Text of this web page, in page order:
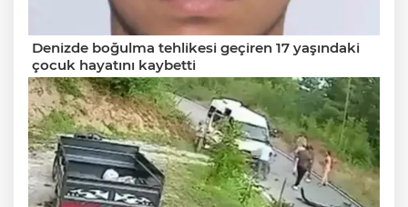
Denizde boğulma tehlikesi geçiren 17 yaşındaki
çocuk hayatını kaybetti